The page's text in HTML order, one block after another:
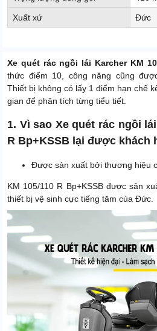
Xuất xứ Đức
Xe quét rác ngồi lái Karcher KM
thức điểm 10, công năng cũng
Thiết bị không có lấy 1 điểm hạn chế
gian để phân tích từng tiểu tiết.
1. Vì sao Xe quét rác ngồi
R Bp+KSSB lại được khách
Được sản xuất bởi thương hiệu
KM 105/110 R Bp+KSSB được sản
thiết bị vệ sinh cực tiếng tăm của Đức.